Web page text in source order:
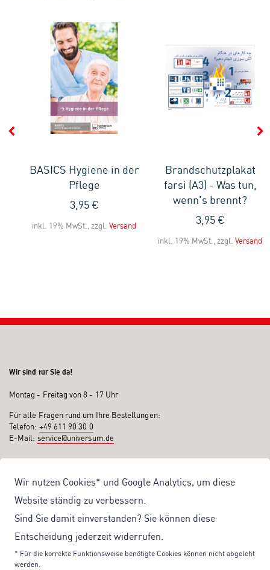
Wir nutzen Cookies* und Google Analytics, um diese
Website ständig zu verbessern.
Sind Sie damit einverstanden? Sie können diese
Entscheidung jederzeit widerrufen.
* Für die korrekte Funktionsweise benötigte Cookies können nicht abgeleht
werden.
BASICS Hygiene in der
Pflege
3,95 €
inkl. 19% MwSt., zzgl. Versand
Brandschutzplakat
farsi (A3) - Was tun,
wenn's brennt?
3,95 €
inkl. 19% MwSt., zzgl. Versand
Wir sind für Sie da!
Montag - Freitag von 8 - 17 Uhr
Für alle Fragen rund um Ihre Bestellungen:
Telefon: +49 611 90 30 0
E-Mail: service@universum.de
Kostenloser Versand ab 50€ Bestellwert
Sicher Einkaufen: Rechnung, PayPal
Produktentwicklung von eigener Fachredaktion
Sonderaktionen & Preisvorteile